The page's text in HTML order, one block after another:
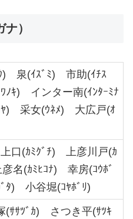
）
) 泉(ｲｽﾞﾐ) 市助(ｲﾁｽ
ﾉｷ) インター南(ｲﾝﾀｰﾐﾅ
) 采女(ｳﾈﾒ) 大広戸(ｵ
口(ｶﾐｸﾞﾁ) 上彦川戸(ｶ
名(ｶﾐﾋｺﾅ) 幸房(ｺｳﾎﾞ
ﾀ) 小谷堀(ｺﾔﾎﾞﾘ)
ｻｻﾂﾞｶ) さつき平(ｻﾂｷ